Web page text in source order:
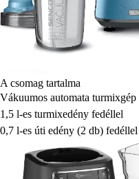
A csomag tartalma
Vákuumos automata turmixgép
1,5 l-es turmixedény fedéllel
0,7 l-es úti edény (2 db) fedéllel